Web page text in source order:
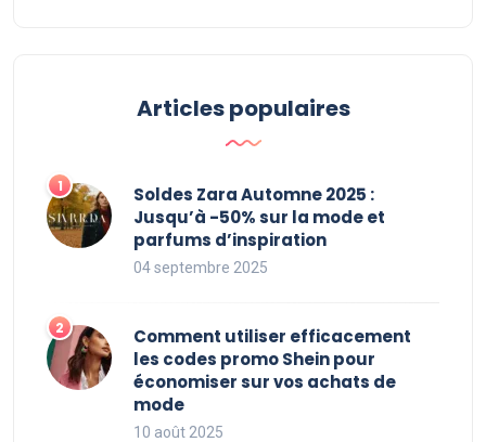
Articles populaires
Soldes Zara Automne 2025 :
Jusqu’à -50% sur la mode et
parfums d’inspiration
04 septembre 2025
Comment utiliser efficacement
les codes promo Shein pour
économiser sur vos achats de
mode
10 août 2025